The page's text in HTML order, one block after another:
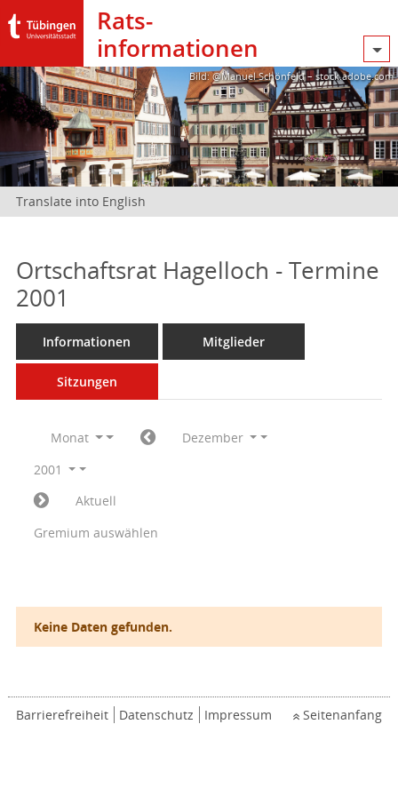
Rats­
informationen
Bild: @Manuel Schönfeld – stock.adobe.com
Translate into English
Ortschaftsrat Hagelloch - Termine
2001
Informationen Mitglieder
Sitzungen
Monat
Dezember
2001
Aktuell
Gremium auswählen
Keine Daten gefunden.
Barrierefreiheit Datenschutz Impressum Seitenanfang